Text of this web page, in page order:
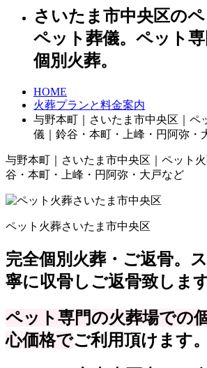
さいたま市中央区の
ペット葬儀。ペット
個別火葬。
HOME
火葬プランと料金案内
与野本町｜さいたま市中央区｜ペ
儀｜鈴谷・本町・上峰・円阿弥・
与野本町｜さいたま市中央区｜ペット
谷・本町・上峰・円阿弥・大戸など
ペット火葬さいたま市中央区
完全個別火葬・ご返骨。
寧に収骨しご返骨致します
ペット専門の火葬場での
心価格でご利用頂けます。